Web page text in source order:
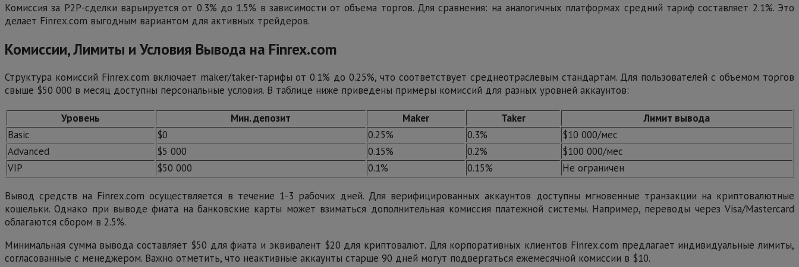
Комиссия за P2P-сделки варьируется от 0.3% до 1.5% в зависимости от объема торгов. Для сравнения: на аналогичных платформах средний тариф составляет 2.1%. Это
делает Finrex.com выгодным вариантом для активных трейдеров.
Комиссии, Лимиты и Условия Вывода на Finrex.com
Структура комиссий Finrex.com включает maker/taker-тарифы от 0.1% до 0.25%, что соответствует среднеотраслевым стандартам. Для пользователей с объемом торгов
свыше $50 000 в месяц доступны персональные условия. В таблице ниже приведены примеры комиссий для разных уровней аккаунтов:
Уровень Мин. депозит Maker Taker
Лимит вывода
Basic
$0 0.25% 0.3%
$10 000/мес
Advanced
$5 000 0.15% 0.2%
$100 000/мес
VIP
$50 000 0.1% 0.15% Не ограничен
Вывод средств на Finrex.com осуществляется в течение 1-3 рабочих дней. Для верифицированных аккаунтов доступны мгновенные транзакции на криптовалютные
кошельки. Однако при выводе фиата на банковские карты может взиматься дополнительная комиссия платежной системы. Например, переводы через Visa/Mastercard
облагаются сбором в 2.5%.
Минимальная сумма вывода составляет $50 для фиата и эквивалент $20 для криптовалют. Для корпоративных клиентов Finrex.com предлагает индивидуальные лимиты,
согласованные с менеджером. Важно отметить, что неактивные аккаунты старше 90 дней могут подвергаться ежемесячной комиссии в $10.